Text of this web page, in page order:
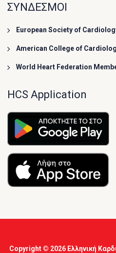
ΣΥΝΔΕΣΜΟΙ
European Society of
American College of
World Heart Federation
HCS Application
Copyright © 2026 Ελληνική